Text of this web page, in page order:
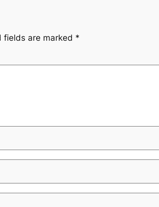
fields are marked *